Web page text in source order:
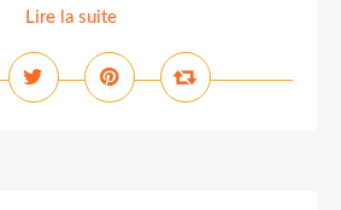
Lire la suite